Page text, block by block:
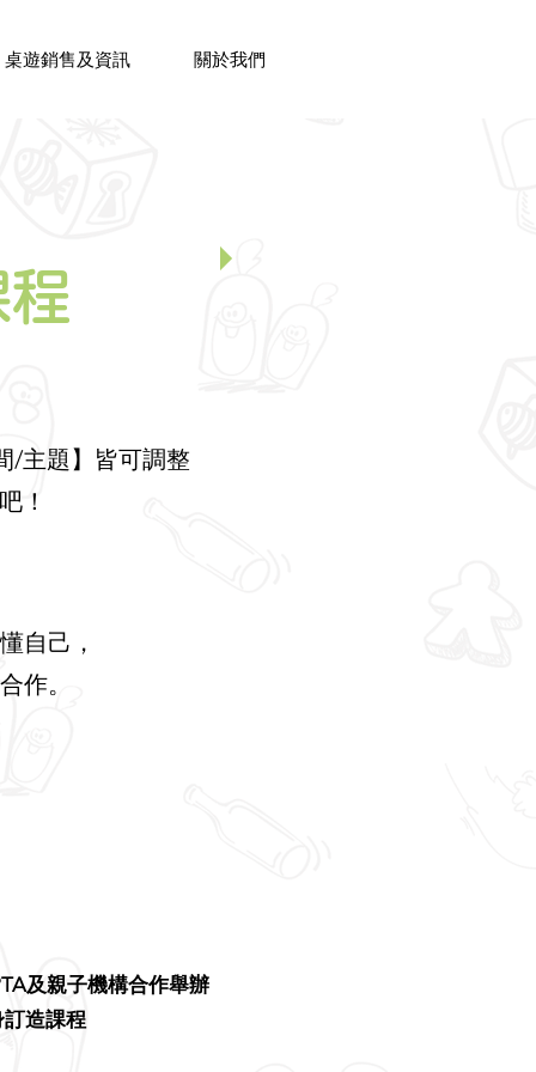
桌遊銷售及資訊 關於我們
/主題】皆可調整
！
自己，
作。
及親子機構合作舉辦
造課程